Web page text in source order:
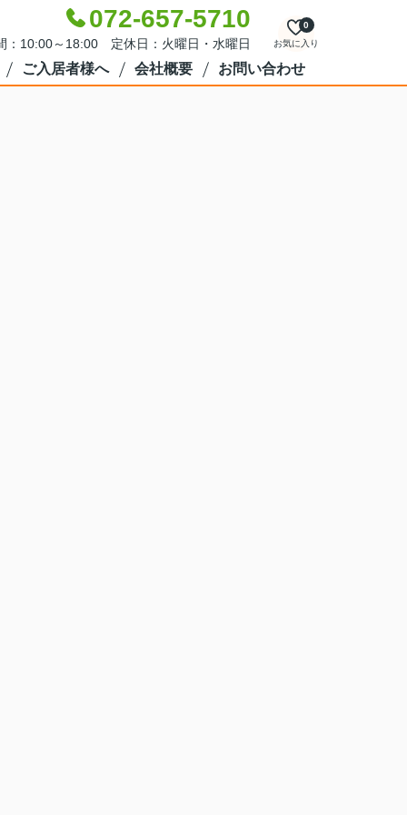
072-657-5710
：10:00～18:00 定休日：火曜日・水曜日 お気に入り
0
ご入居者様へ 会社概要 お問い合わせ